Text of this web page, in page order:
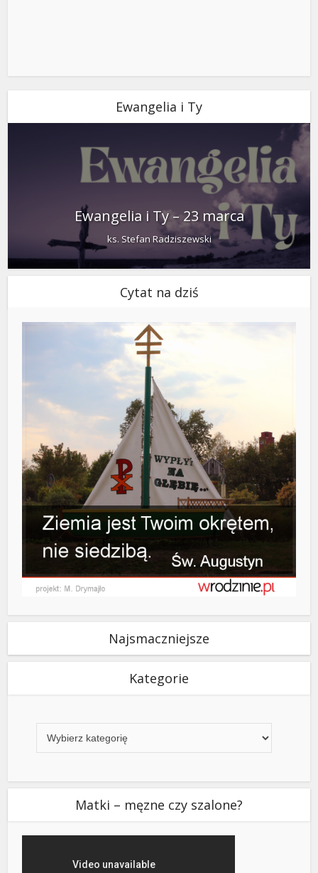
Ewangelia i Ty
Ewangelia i Ty – 23 marca
ks. Stefan Radziszewski
Cytat na dziś
Najsmaczniejsze
Kategorie
Matki – męzne czy szalone?